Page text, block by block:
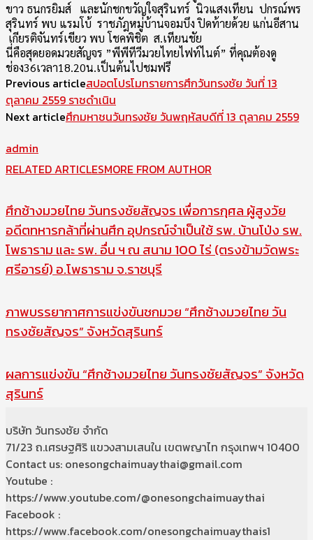
ขาว ธนกรยิมส์ และนักชกขวัญใจสุรินทร์ นิวแสงเทียน ปกรณ์พร
สุรินทร์ พบ แรมโบ้ ราชภัฎหมู่บ้านจอมบึง ปิดท้ายด้วย แก่นอีสาน
เกียรติจันทร์เขียว พบ โชคพิชิต ส.เทียนชัย
นี่คือสุดยอดมวยสัญจร ”พีพีทีวีมวยไทยไฟท์ไนต์” ที่คุณต้องดู
ช่อง36เวลา18.20น.เป็นต้นไปชมฟรี
Previous articleสปอตโปรโมทรายการศึกวันทรงชัย วันที่ 13
ตุลาคม 2559 ราชดำเนิน
Next articleศึกมหาชนวันทรงชัย วันพฤหัสบดีที่ 13 ตุลาคม 2559
admin
RELATED ARTICLESMORE FROM AUTHOR
ศึกช้างมวยไทย วันทรงชัยสัญจร เพื่อการกุศล ผู้สูงวัย
อดีตทหารกล้าที่ผ่านศึก อุปกรณ์จำเป็นใช้ รพ. บ้านโป่ง รพ.
โพธาราม และ รพ. อื่น ฯ ณ สนาม 100 ไร่ (ตรงข้ามวัดพระ
ศรีอารย์) อ.โพธาราม จ.ราชบุรี
ภาพบรรยากาศการแข่งขันชกมวย “ศึกช้างมวยไทย วัน
ทรงชัยสัญจร” จังหวัดสุรินทร์
ผลการแข่งขัน “ศึกช้างมวยไทย วันทรงชัยสัญจร” จังหวัด
สุรินทร์
บริษัท วันทรงชัย จำกัด
71/23 ถ.เศรษฐศิริ แขวงสามเสนใน เขตพญาไท กรุงเทพฯ 10400
Contact us: onesongchaimuaythai@gmail.com
Youtube :
https://www.youtube.com/@onesongchaimuaythai
Facebook :
https://www.facebook.com/onesongchaimuaythais1